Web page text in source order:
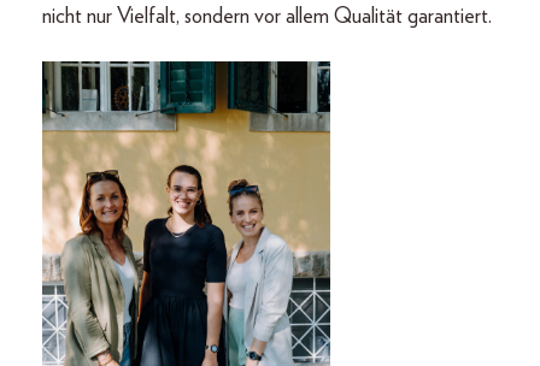
nicht nur Vielfalt, sondern vor allem Qualität garantiert.